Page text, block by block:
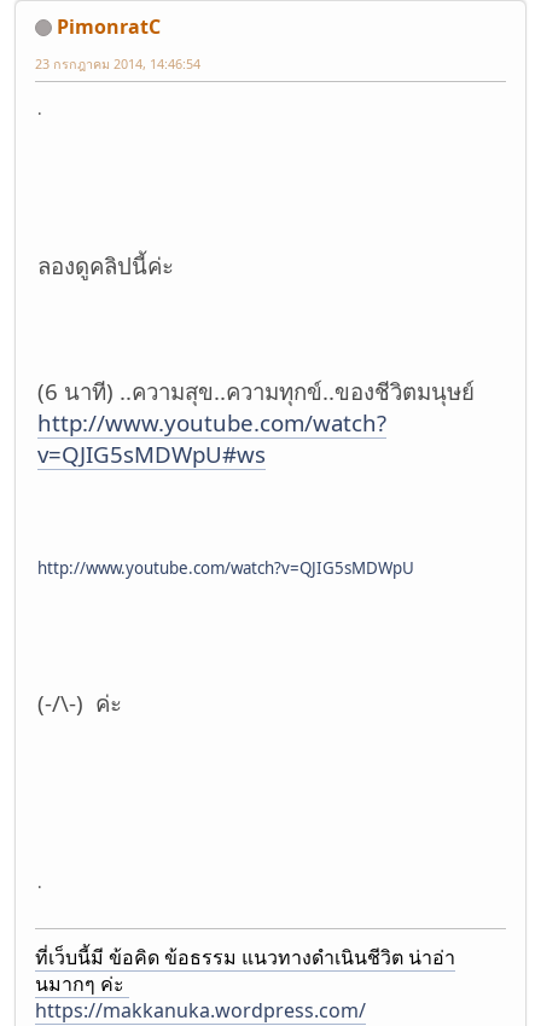
PimonratC
23 กรกฎาคม 2014, 14:46:54
.
ลองดูคลิปนี้ค่ะ
(6 นาที) ..ความสุข..ความทุกข์..ของชีวิตมนุษย์
http://www.youtube.com/watch?
v=QJIG5sMDWpU#ws
http://www.youtube.com/watch?v=QJIG5sMDWpU
(-/\-) ค่ะ
.
ที่เว็บนี้มี ข้อคิด ข้อธรรม แนวทางดำเนินชีวิต น่าอ่า
นมากๆ ค่ะ
https://makkanuka.wordpress.com/